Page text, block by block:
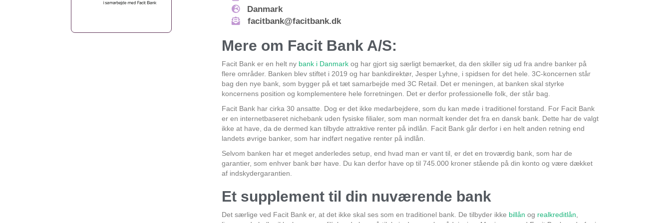
Danmark
facitbank@facitbank.dk
Mere om Facit Bank A/S:
Facit Bank er en helt ny bank i Danmark og har gjort sig særligt bemærket, da den skiller sig ud fra andre banker på
flere områder. Banken blev stiftet i 2019 og har bankdirektør, Jesper Lyhne, i spidsen for det hele. 3C-koncernen står
bag den nye bank, som bygger på et tæt samarbejde med 3C Retail. Det er meningen, at banken skal styrke
koncernens position og komplementere hele forretningen. Det er derfor professionelle folk, der står bag.
Facit Bank har cirka 30 ansatte. Dog er det ikke medarbejdere, som du kan møde i traditionel forstand. For Facit Bank
er en internetbaseret nichebank uden fysiske filialer, som man normalt kender det fra en dansk bank. Dette har de valgt
ikke at have, da de dermed kan tilbyde attraktive renter på indlån. Facit Bank går derfor i en helt anden retning end
landets øvrige banker, som har indført negative renter på indlån.
Selvom banken har et meget anderledes setup, end hvad man er vant til, er det en troværdig bank, som har de
garantier, som enhver bank bør have. Du kan derfor have op til 745.000 kroner stående på din konto og være dækket
af indskydergarantien.
Et supplement til din nuværende bank
Det særlige ved Facit Bank er, at det ikke skal ses som en traditionel bank. De tilbyder ikke billån og realkreditlån